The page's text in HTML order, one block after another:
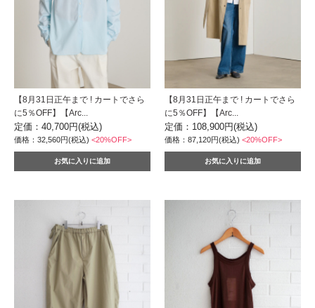
【8月31日正午まで ! カートでさら
に5％OFF】【Arc...
定価：40,700円(税込)
価格：32,560円(税込) <20%OFF>
【8月31日正午まで ! カートでさら
に5％OFF】【Arc...
定価：108,900円(税込)
価格：87,120円(税込)<20%OFF>